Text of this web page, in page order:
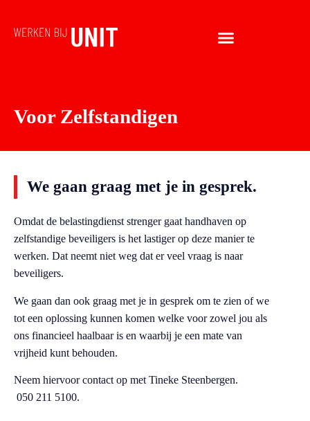
Voor Zelfstandigen
We gaan graag met je in gesprek.
Omdat de belastingdienst strenger gaat handhaven op
zelfstandige beveiligers is het lastiger op deze manier te
werken. Dat neemt niet weg dat er veel vraag is naar
beveiligers.
We gaan dan ook graag met je in gesprek om te zien of we
tot een oplossing kunnen komen welke voor zowel jou als
ons financieel haalbaar is en waarbij je een mate van
vrijheid kunt behouden.
Neem hiervoor contact op met Tineke Steenbergen.
050 211 5100.